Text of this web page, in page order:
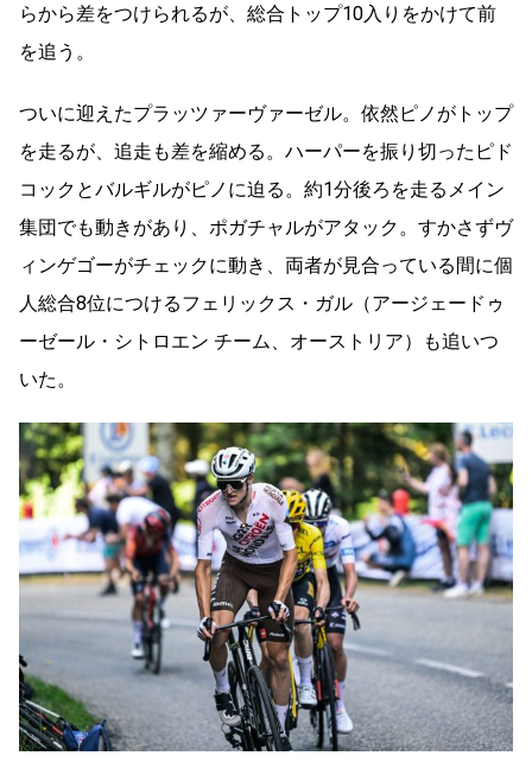
らから差をつけられるが、総合トップ10入りをかけて前
を追う。
ついに迎えたプラッツァーヴァーゼル。依然ピノがトップ
を走るが、追走も差を縮める。ハーパーを振り切ったピド
コックとバルギルがピノに迫る。約1分後ろを走るメイン
集団でも動きがあり、ポガチャルがアタック。すかさずヴ
ィンゲゴーがチェックに動き、両者が見合っている間に個
人総合8位につけるフェリックス・ガル（アージェードゥ
ーゼール・シトロエン チーム、オーストリア）も追いつ
いた。